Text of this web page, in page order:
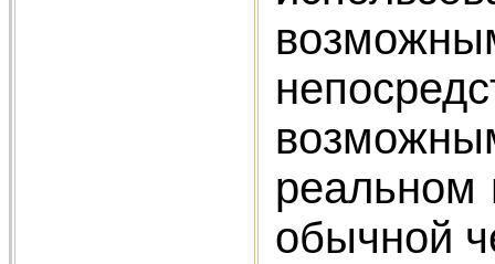
реальном
обычной